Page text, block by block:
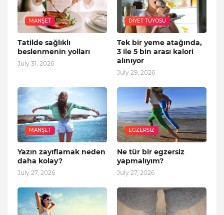
MANŞET
Tatilde sağlıklı
beslenmenin yolları
July 31, 2026
DIYET TÜYOSU
Tek bir yeme atağında,
3 ile 5 bin arası kalori
alınıyor
July 29, 2026
MANŞET
Yazın zayıflamak neden
daha kolay?
July 27, 2026
EGZERSIZ
Ne tür bir egzersiz
yapmalıyım?
July 27, 2026